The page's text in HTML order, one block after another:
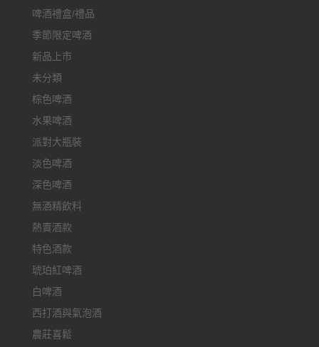
啤酒禮盒/禮品
季節限定啤酒
新品上市
未分類
棕色啤酒
水果啤酒
派對大瓶裝
淡色啤酒
深色啤酒
無酒精飲料
熱賣酒款
特色酒款
琥珀紅啤酒
白啤酒
西打酒與氣泡酒
農莊喜鬆